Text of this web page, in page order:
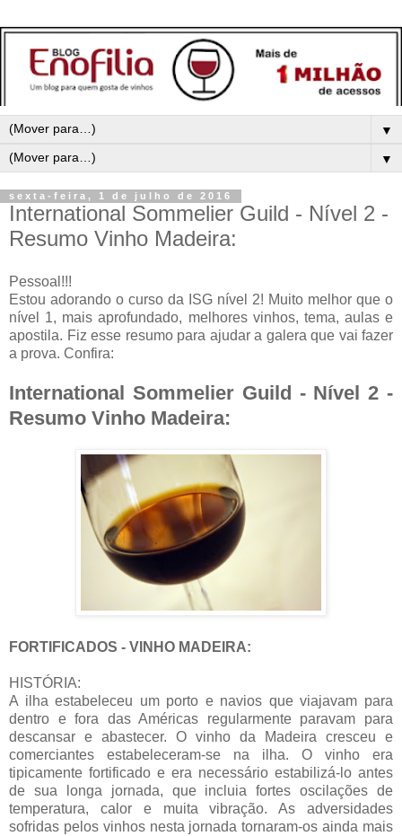
▼
▼
sexta-feira, 1 de julho de 2016
International Sommelier Guild - Nível 2 -
Resumo Vinho Madeira:
Pessoal!!!
Estou adorando o curso da ISG nível 2! Muito melhor que o
nível 1, mais aprofundado, melhores vinhos, tema, aulas e
apostila. Fiz esse resumo para ajudar a galera que vai fazer
a prova. Confira:
International Sommelier Guild - Nível 2 -
Resumo Vinho Madeira:
FORTIFICADOS - VINHO MADEIRA:
HISTÓRIA:
A ilha estabeleceu um porto e navios que viajavam para
dentro e fora das Américas regularmente paravam para
descansar e abastecer. O vinho da Madeira cresceu e
comerciantes estabeleceram-se na ilha. O vinho era
tipicamente fortificado e era necessário estabilizá-lo antes
de sua longa jornada, que incluia fortes oscilações de
temperatura, calor e muita vibração. As adversidades
sofridas pelos vinhos nesta jornada tornaram-os ainda mais